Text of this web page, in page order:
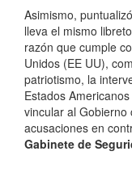
Asimismo,
lleva el mismo
razón que cumple
Unidos (EE UU),
patriotismo, la
Estados
vincular al
acusaciones en
Gabinete de